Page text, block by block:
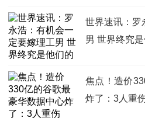
世界速讯：罗
男 世界终究
焦点！造价
炸了：3人重